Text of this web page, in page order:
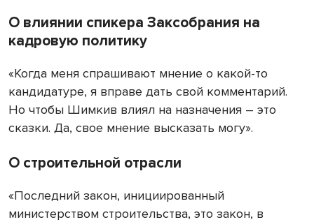
О влиянии спикера Заксобрания на
кадровую политику
«Когда меня спрашивают мнение о какой-то
кандидатуре, я вправе дать свой комментарий.
Но чтобы Шимкив влиял на назначения – это
сказки. Да, свое мнение высказать могу».
О строительной отрасли
«Последний закон, инициированный
министерством строительства, это закон, в